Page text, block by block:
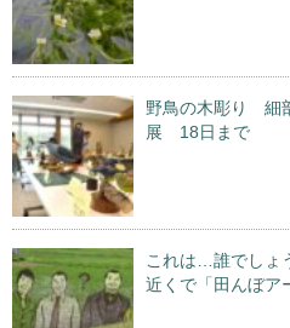
野鳥の木彫り 細
展 18日まで
これは…誰でしょ
近くで「田んぼア